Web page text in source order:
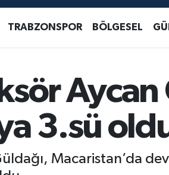
TRABZONSPOR BÖLGESEL
Aycan
3.sü
Macaristan’da